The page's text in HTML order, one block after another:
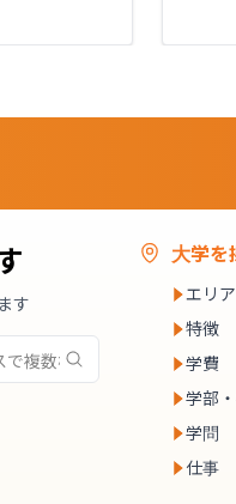
す
大学を
エリア
特徴
学費
学部
学問
仕事